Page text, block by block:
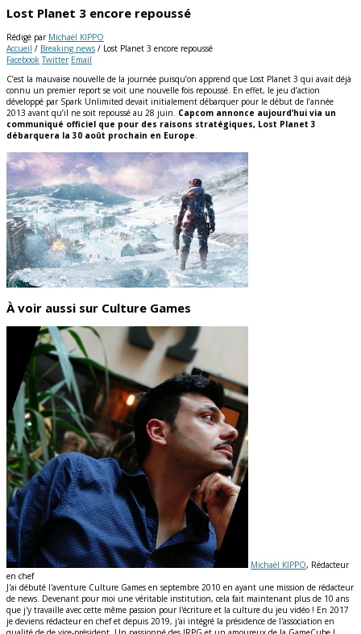
Lost Planet 3 encore repoussé
Rédigé par Michaël KIPPO
Accueil / Breaking news / Lost Planet 3 encore repoussé
Facebook Twitter Email
C’est la mauvaise nouvelle de la journée puisqu’on apprend que Lost Planet 3 qui avait déjà
connu un premier report se voit une nouvelle fois repoussé. En effet, le jeu d’action
développé par Spark Unlimited devait initialement débarquer pour le début de l’année
2013 avant qu’il ne soit repoussé au 28 juin. Capcom annonce aujourd’hui via un
communiqué officiel que pour des raisons stratégiques, Lost Planet 3
débarquera la 30 août prochain en Europe.
À voir aussi sur Culture Games
Michaël KIPPO, Rédacteur
en chef
J'ai débuté l'aventure Culture Games en septembre 2010 en ayant une mission de rédacteur
de news. Devenant pour moi une véritable institution, cela fait maintenant plus de 10 ans
que j'y travaille avec cette même passion pour l'écriture et la culture du jeu vidéo ! En 2017
je deviens rédacteur en chef et depuis 2019, j'ai intégré la présidence de l'association en